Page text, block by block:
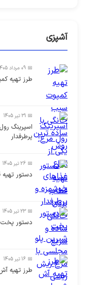
آشپزی
📅 09 مرداد 1405
طرز تهیه
📅 31 تیر 1405
اسپرینگ
پرطرفدار
📅 26 تیر 1405
دستور
📅 23 تیر 1405
دستور
📅 16 تیر 1405
طرز تهیه